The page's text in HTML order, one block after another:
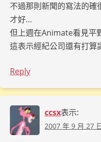
不過那則新聞的寫法的
才好…
但上週在Animate看見平
這表示經紀公司還有打算
Reply
ccsx表示:
2007 年 9 月 27